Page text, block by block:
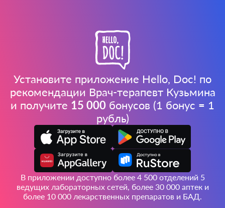
Установите приложение Hello, Doc! по
рекомендации Врач-терапевт Кузьмина
и получите 15 000 бонусов (1 бонус = 1
рубль)
В приложении доступно более 4 500 отделений 5
ведущих лабораторных сетей, более 30 000 аптек и
более 10 000 лекарственных препаратов и БАД.